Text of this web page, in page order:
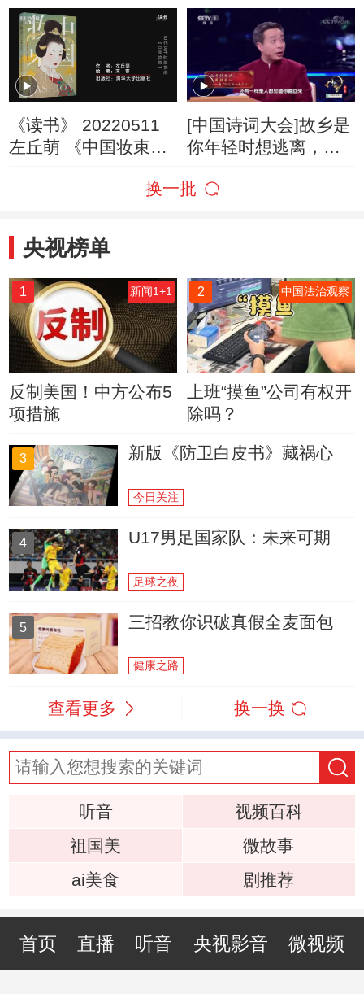
朝·武则天铸币
䶮宇
《读书》 20220511
左丘萌 《中国妆束
代女子时尚指南：
[中国诗词大会]故乡是
你年轻时想逃离，年
换一批
央视榜单
1 新闻1+1
反制美国！中方公布5
项措施
2 中国法治观察
上班“摸鱼”公司有权开
除吗？
3 新版《防卫白皮书》藏祸心
今日关注
4 U17男足国家队：未来可期
足球之夜
5 三招教你识破真假全麦面包
健康之路
查看更多 换一换
听音
视频百科
祖国美
微故事
ai美食
剧推荐
首页 直播 听音 央视影音 微视频